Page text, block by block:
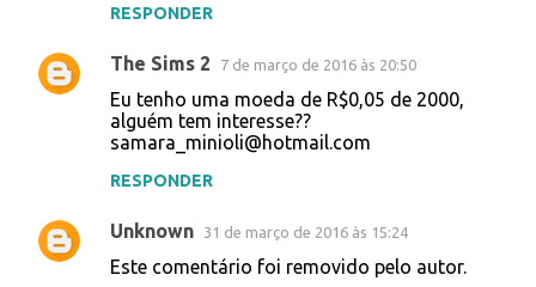
RESPONDER
The Sims 2 7 de março de 2016 às 20:50
Eu tenho uma moeda de R$0,05 de 2000,
alguém tem interesse??
samara_minioli@hotmail.com
RESPONDER
Unknown 31 de março de 2016 às 15:24
Este comentário foi removido pelo autor.